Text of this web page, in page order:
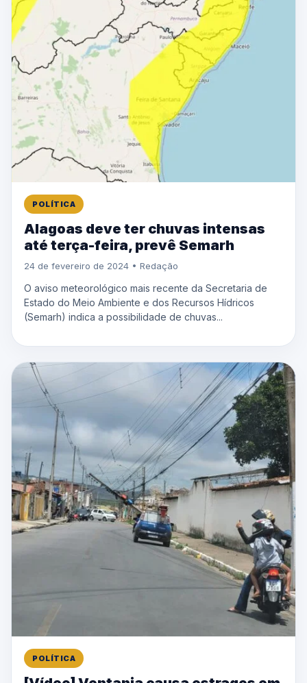
POLÍTICA
Alagoas deve ter chuvas intensas
até terça-feira, prevê Semarh
24 de fevereiro de 2024 • Redação
O aviso meteorológico mais recente da Secretaria de
Estado do Meio Ambiente e dos Recursos Hídricos
(Semarh) indica a possibilidade de chuvas...
POLÍTICA